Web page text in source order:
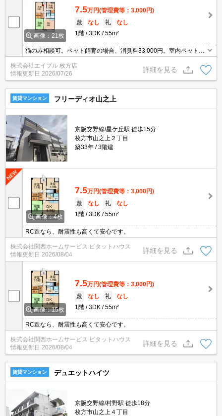
画像：21枚
7.5万円(管理費等：3,000円)
敷
なし 礼
なし
1階
3DK 55m²
猫のみ相談可。ペット飼育の場合、消臭料33,000円。室内ペットと
一緒に暮らしたいあなたへ。ぜひお問い合わせください!。プロパン
ガスですが、都市ガスと同等の料金プランです。
株式会社エイブル 枚方店
情報更新日 2026/07/26
詳細を見る
賃貸マンション フリーディオ山之上
京阪交野線/星ケ丘駅 徒歩15分
枚方市山之上２丁目
築33年
3階建
画像：4枚
7.5万円(管理費等：3,000円)
敷
なし 礼
なし
1階
3DK 55m²
RC造なら、耐震性も高くて安心です。
株式会社関西ホームサービス ピタットハウス
情報更新日 2026/08/04
詳細を見る
画像：15枚
7.5万円(管理費等：3,000円)
敷
なし 礼
なし
1階
3DK 55m²
RC造なら、耐震性も高くて安心です。
株式会社関西ホームサービス ピタットハウス
情報更新日 2026/08/04
詳細を見る
賃貸マンション デュエットハイツ
京阪交野線/村野駅 徒歩18分
枚方市山之上４丁目